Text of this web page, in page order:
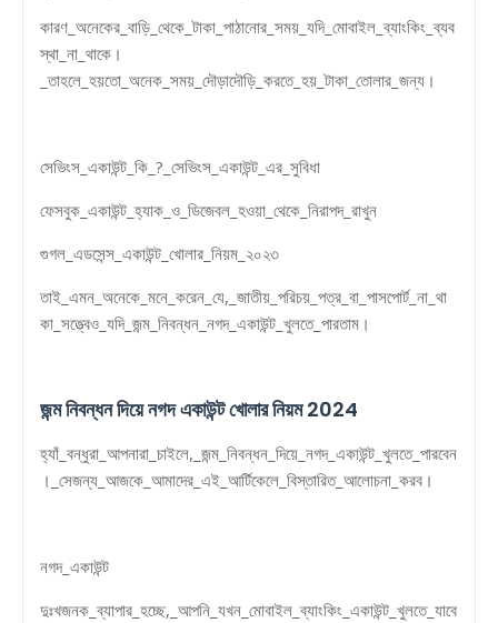
কারণ_অনেকের_বাড়ি_থেকে_টাকা_পাঠানোর_সময়_যদি_মোবাইল_ব্যাংকিং_ব্যব
স্থা_না_থাকে।
_তাহলে_হয়তো_অনেক_সময়_দৌড়াদৌড়ি_করতে_হয়_টাকা_তোলার_জন্য।
সেভিংস_একাউন্ট_কি_?_সেভিংস_একাউন্ট_এর_সুবিধা
ফেসবুক_একাউন্ট_হ্যাক_ও_ডিজেবল_হওয়া_থেকে_নিরাপদ_রাখুন
গুগল_এডসেন্স_একাউন্ট_খোলার_নিয়ম_২০২৩
তাই_এমন_অনেকে_মনে_করেন_যে,_জাতীয়_পরিচয়_পত্র_বা_পাসপোর্ট_না_থা
কা_সত্ত্বেও_যদি_জন্ম_নিবন্ধন_নগদ_একাউন্ট_খুলতে_পারতাম।
জন্ম নিবন্ধন দিয়ে নগদ একাউন্ট খোলার নিয়ম 2024
হ্যাঁ_বন্ধুরা_আপনারা_চাইলে,_জন্ম_নিবন্ধন_দিয়ে_নগদ_একাউন্ট_খুলতে_পারবেন
।_সেজন্য_আজকে_আমাদের_এই_আর্টিকেলে_বিস্তারিত_আলোচনা_করব।
নগদ_একাউন্ট
দুঃখজনক_ব্যাপার_হচ্ছে,_আপনি_যখন_মোবাইল_ব্যাংকিং_একাউন্ট_খুলতে_যাবে